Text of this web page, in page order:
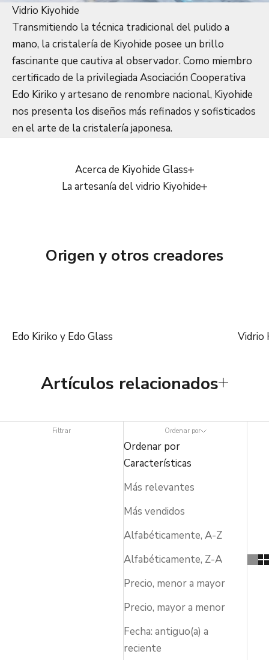
Vidrio Kiyohide
Transmitiendo la técnica tradicional del pulido a
mano, la cristalería de Kiyohide posee un brillo
fascinante que cautiva al observador. Como miembro
certificado de la privilegiada Asociación Cooperativa
Edo Kiriko y artesano de renombre nacional, Kiyohide
nos presenta los diseños más refinados y sofisticados
en el arte de la cristalería japonesa.
Acerca de Kiyohide Glass
La artesanía del vidrio Kiyohide
Origen y otros creadores
Edo Kiriko y Edo Glass Vidrio
Artículos relacionados
Filtrar Ordenar por
Ordenar por
Características
Más relevantes
Más vendidos
Alfabéticamente, A-Z
Alfabéticamente, Z-A
Precio, menor a mayor
Precio, mayor a menor
Fecha: antiguo(a) a
reciente